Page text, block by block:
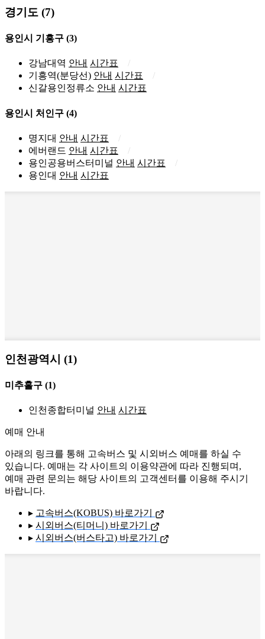
경기도 (7)
용인시 기흥구 (3)
강남대역 안내 시간표
기흥역(분당선) 안내 시간표
신갈용인정류소 안내 시간표
용인시 처인구 (4)
명지대 안내 시간표
에버랜드 안내 시간표
용인공용버스터미널 안내 시간표
용인대 안내 시간표
인천광역시 (1)
미추홀구 (1)
인천종합터미널 안내 시간표
예매 안내
아래의 링크를 통해 고속버스 및 시외버스 예매를 하실 수
있습니다. 예매는 각 사이트의 이용약관에 따라 진행되며,
예매 관련 문의는 해당 사이트의 고객센터를 이용해 주시기
바랍니다.
▸ 고속버스(KOBUS) 바로가기
▸ 시외버스(티머니) 바로가기
▸ 시외버스(버스타고) 바로가기